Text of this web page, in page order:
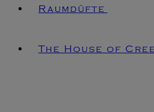
Raumdüfte
The House of